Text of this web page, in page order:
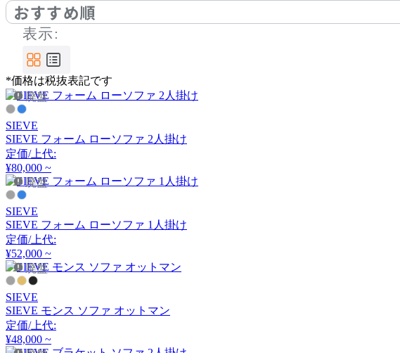
アナザーガーデン
ARIAKE
アリアケ
arper
アルペール
arrmet
アーメット
ART WORK STUDIO
アートワークスタジオ
おすすめ順
表示:
*価格は税抜表記です
廃盤
SIEVE
SIEVE フォーム ローソファ 2人掛け
定価/上代:
¥80,000 ~
廃盤
SIEVE
SIEVE フォーム ローソファ 1人掛け
定価/上代:
¥52,000 ~
廃盤
SIEVE
SIEVE モンス ソファ オットマン
定価/上代:
¥48,000 ~